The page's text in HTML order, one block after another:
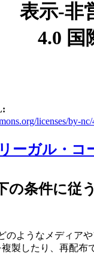
表示-非
4.0 国
licenses/by-
リーガル・コ
の条件に従
のようなメディア
製したり、再配布